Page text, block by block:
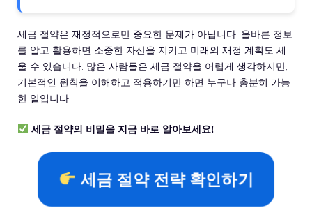
세금 절약은 재정적으로만 중요한 문제가 아닙니다. 올바른 정보
를 알고 활용하면 소중한 자산을 지키고 미래의 재정 계획도 세
울 수 있습니다. 많은 사람들은 세금 절약을 어렵게 생각하지만,
기본적인 원칙을 이해하고 적용하기만 하면 누구나 충분히 가능
한 일입니다.
세금 절약의 비밀을 지금 바로 알아보세요!
세금 절약 전략 확인하기